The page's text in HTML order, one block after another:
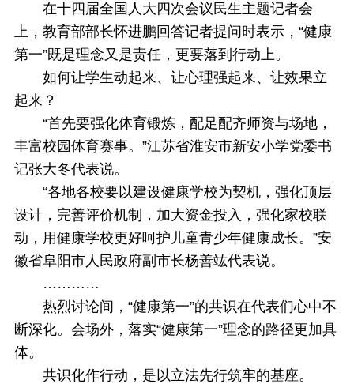
在十四届全国人大四次会议民生主题记者会
上，教育部部长怀进鹏回答记者提问时表示，“健康
第一”既是理念又是责任，更要落到行动上。
如何让学生动起来、让心理强起来、让效果立
起来？
“首先要强化体育锻炼，配足配齐师资与场地，
丰富校园体育赛事。”江苏省淮安市新安小学党委书
记张大冬代表说。
“各地各校要以建设健康学校为契机，强化顶层
设计，完善评价机制，加大资金投入，强化家校联
动，用健康学校更好呵护儿童青少年健康成长。”安
徽省阜阳市人民政府副市长杨善竑代表说。
…………
热烈讨论间，“健康第一”的共识在代表们心中不
断深化。会场外，落实“健康第一”理念的路径更加具
体。
共识化作行动，是以立法先行筑牢的基座。